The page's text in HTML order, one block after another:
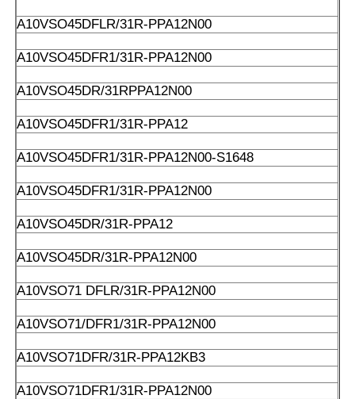
Α10VSO45DFLR/31R-PPA12N00
Α10VSO45DFR1/31R-PPA12N00
Α10VSO45DR/31RPPA12N00
Α10VSO45DFR1/31R-PPA12
Α10VSO45DFR1/31R-PPA12N00-S1648
Α10VSO45DFR1/31R-PPA12N00
Α10VSO45DR/31R-PPA12
Α10VSO45DR/31R-PPA12N00
Α10VSO71 DFLR/31R-PPA12N00
Α10VSO71/DFR1/31R-PPA12N00
Α10VSO71DFR/31R-PPA12KB3
Α10VSO71DFR1/31R-PPA12N00